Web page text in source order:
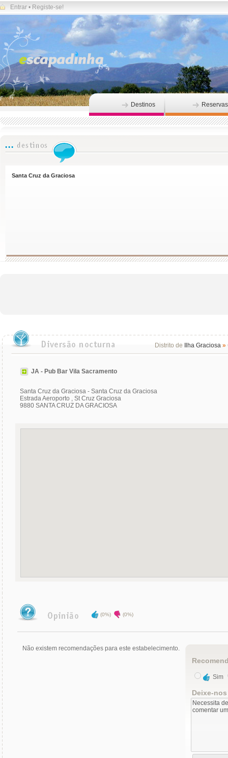
Entrar • Registe-se!
Destinos Reservas
Santa Cruz da Graciosa
Distrito de Ilha Graciosa »
JA - Pub Bar Vila Sacramento
Santa Cruz da Graciosa - Santa Cruz da Graciosa
Estrada Aeroporto , St Cruz Graciosa
9880 SANTA CRUZ DA GRACIOSA
(0%) (0%)
Não existem recomendações para este estabelecimento.
Sim
Deixe-